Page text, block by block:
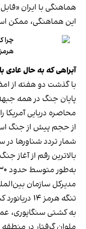
هماهنگی با ایران
این هماهنگی، ممکن
چرا
آبراهی که به حال عادی
پایان جنگ در همه
محاصره دریایی آمریکا
از حجم پیش از جنگ
بالاترین رقم از آغاز
به‌طور متوسط حدود ۱۳۰ شناور از این مسیر عبور می‌کرد.
مدیرکل سازمان
تنگه هرمز